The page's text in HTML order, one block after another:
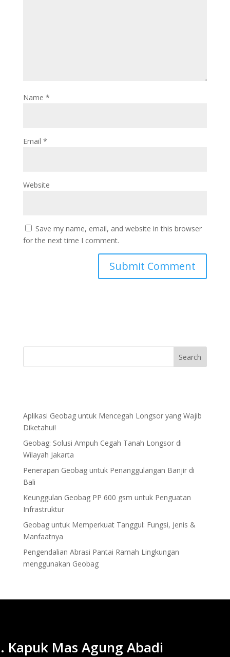
Name *
Email *
Website
Save my name, email, and website in this browser
for the next time I comment.
Aplikasi Geobag untuk Mencegah Longsor yang Wajib
Diketahui!
Geobag: Solusi Ampuh Cegah Tanah Longsor di
Wilayah Jakarta
Penerapan Geobag untuk Penanggulangan Banjir di
Bali
Keunggulan Geobag PP 600 gsm untuk Penguatan
Infrastruktur
Geobag untuk Memperkuat Tanggul: Fungsi, Jenis &
Manfaatnya
Pengendalian Abrasi Pantai Ramah Lingkungan
menggunakan Geobag
Kapuk Mas Agung Abadi